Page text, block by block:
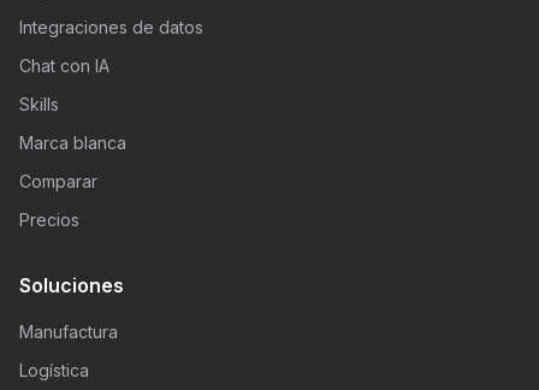
Integraciones de datos
Chat con IA
Skills
Marca blanca
Comparar
Precios
Soluciones
Manufactura
Logística